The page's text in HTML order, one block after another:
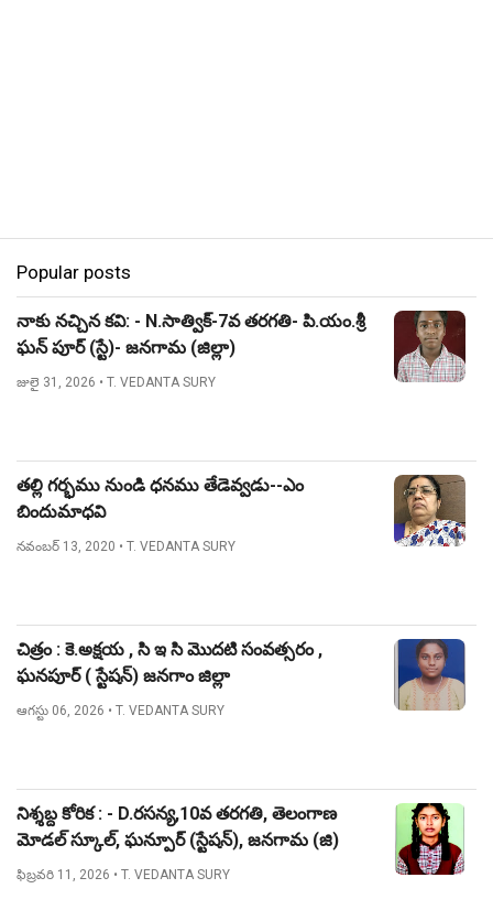
Popular posts
నాకు నచ్చిన కవి: - N.సాత్విక్-7వ తరగతి- పి.యం.శ్రీ
ఘన్ పూర్ (స్టే)- జనగామ (జిల్లా)
జులై 31, 2026 • T. VEDANTA SURY
తల్లి గర్భము నుండి ధనము తేడెవ్వడు--ఎం
బిందుమాధవి
నవంబర్ 13, 2020 • T. VEDANTA SURY
చిత్రం : కె.అక్షయ , సి ఇ సి మొదటి సంవత్సరం ,
ఘనపూర్ ( స్టేషన్) జనగాం జిల్లా
ఆగస్టు 06, 2026 • T. VEDANTA SURY
నిశ్శబ్ద కోరిక : - D.రసన్య,10వ తరగతి, తెలంగాణ
మోడల్ స్కూల్, ఘన్పూర్ (స్టేషన్), జనగామ (జి)
ఫిబ్రవరి 11, 2026 • T. VEDANTA SURY